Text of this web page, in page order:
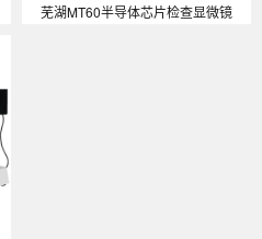
芜湖MT60半导体芯片检查显微镜